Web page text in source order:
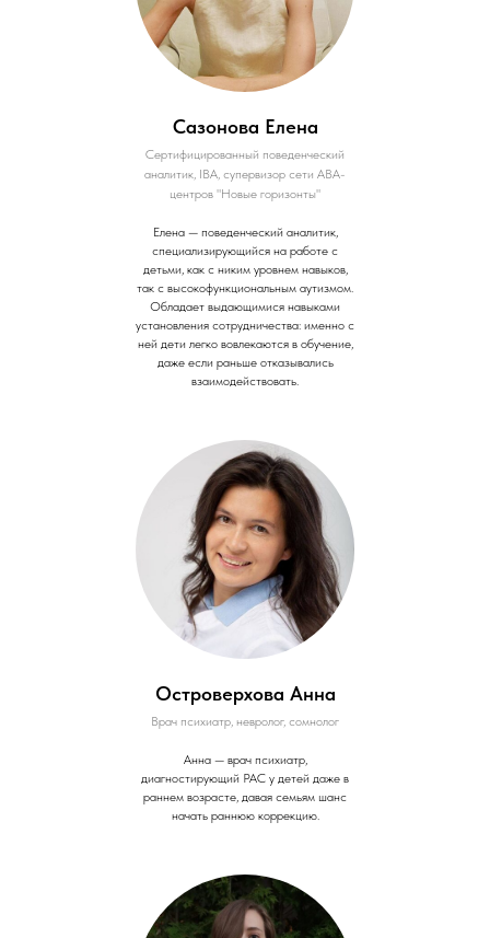
Сазонова Елена
Сертифицированный поведенческий
аналитик, IВА, супервизор сети АВА-
центров "Новые горизонты"
Елена — поведенческий аналитик,
специализирующийся на работе с
детьми, как с никим уровнем навыков,
так с высокофункциональным аутизмом.
Обладает выдающимися навыками
установления сотрудничества: именно с
ней дети легко вовлекаются в обучение,
даже если раньше отказывались
взаимодействовать.
Островерхова Анна
Врач психиатр, невролог, сомнолог
Анна — врач психиатр,
диагностирующий РАС у детей даже в
раннем возрасте, давая семьям шанс
начать раннюю коррекцию.